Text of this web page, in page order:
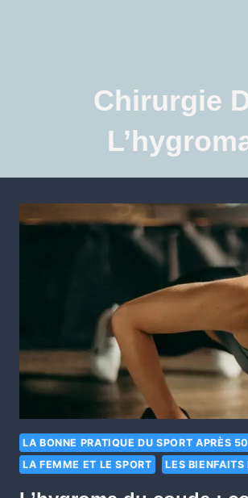
Chirurgie
LA BONNE PRATIQUE DU SPORT APRÈS
LA FEMME ET LE SPORT
LES BIENFAITS